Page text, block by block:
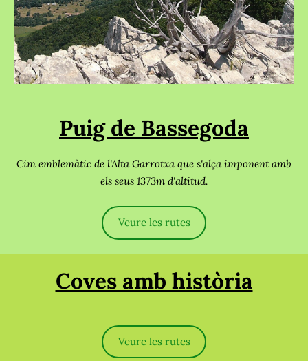
Puig de Bassegoda
Cim emblemàtic de l'Alta Garrotxa que s'alça imponent amb
els seus 1373m d'altitud.
Veure les rutes
Coves amb història
Veure les rutes